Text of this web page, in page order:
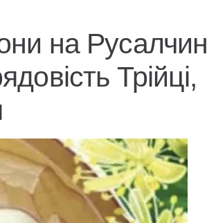
на Русалчин
Трійці,